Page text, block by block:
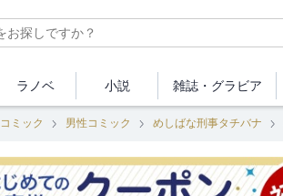
ラノベ 小説 雑誌・ グラビア
コミック 男性コミック めしばな刑事タチバナ